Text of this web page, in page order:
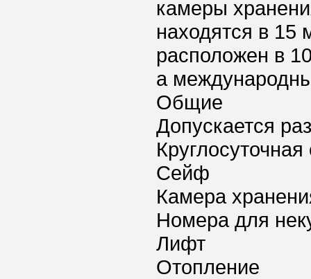
камеры
находятся в 15
расположен в
а
Общие
Допускается
Сейф
Камера
Номера для
Лифт
Отопление